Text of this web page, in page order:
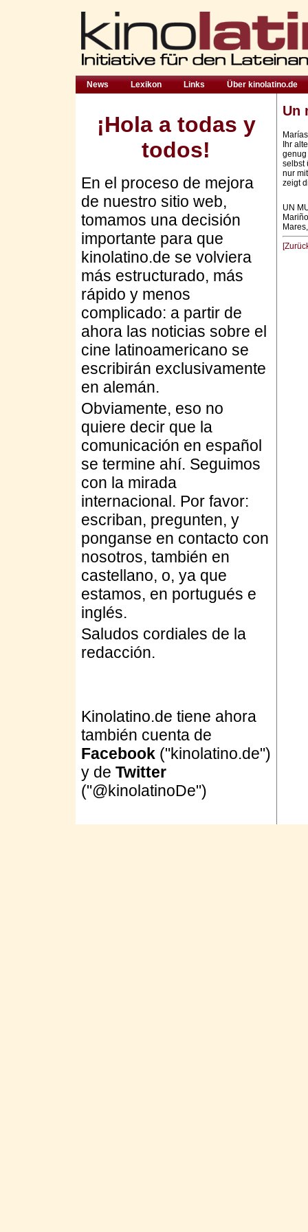
News Lexikon Links Über kinolatino.de
¡Hola a todas y
todos!
En el proceso de mejora
de nuestro sitio web,
tomamos una decisión
importante para que
kinolatino.de se volviera
más estructurado, más
rápido y menos
complicado: a partir de
ahora las noticias sobre el
cine latinoamericano se
escribirán exclusivamente
en alemán.
Obviamente, eso no
quiere decir que la
comunicación en español
se termine ahí. Seguimos
con la mirada
internacional. Por favor:
escriban, pregunten, y
ponganse en contacto con
nosotros, también en
castellano, o, ya que
estamos, en portugués e
inglés.
Saludos cordiales de la
redacción.
Kinolatino.de tiene ahora
también cuenta de
Facebook ("kinolatino.de")
y de Twitter
("@kinolatinoDe")
Un
Ihr
genug
selbst
nur
zeigt
UN